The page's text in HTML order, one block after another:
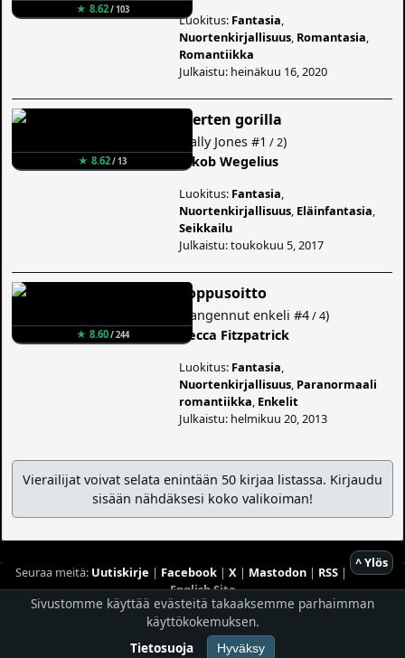
★ 8.62/ 103
Luokitus: Fantasia
Nuortenkirjallisuus Romantasia
Romantiikka
Julkaistu: heinäkuu 16, 2020
★ 8.62/ 13
Merten gorilla
Sally Jones #1 / 2)
Jakob Wegelius
Luokitus: Fantasia
Nuortenkirjallisuus Eläinfantasia
Seikkailu
Julkaistu: toukokuu 5, 2017
★ 8.60/ 244
Loppusoitto
Langennut enkeli #4/ 4)
Becca Fitzpatrick
Luokitus: Fantasia
Nuortenkirjallisuus Paranormaali
romantiikka Enkelit
Julkaistu: helmikuu 20, 2013
Vierailijat voivat selata enintään 50 kirjaa listassa. Kirjaudu
sisään nähdäksesi koko valikoiman!
^ Ylös
Seuraa meitä: Uutiskirje | Facebook| X | Mastodon| RSS|
English Site
Hostingpalvelun tarjoaaPlaneetta Internet Oy
© 1996 - 2026 Risingshadow. Kaikki oikeudet pidätetään.
Sivustomme käyttää evästeitä takaaksemme parhaimman
käyttökokemuksen.
Tietosuoja
Hyväksy